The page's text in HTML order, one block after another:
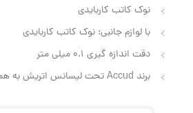
نوک کاتب کاربایدی
با لوازم جانبی: نوک کاتب کاربایدی
دقت اندازه گیری 0.1 میلی متر
برند Accud تحت لیسانس اتریش به همراه گواهی کالیبره